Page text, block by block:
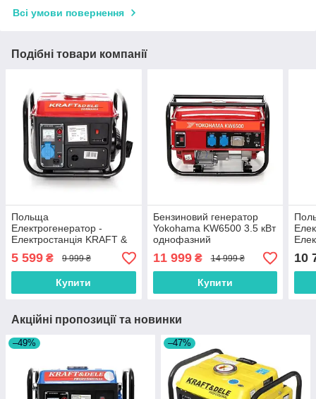
Всі умови повернення
Подібні товари компанії
Польща
Електрогенератор -
Електростанція KRAFT &
DELE KD109
5 599 ₴ 9 999 ₴
Купити
Бензиновий генератор
Yokohama KW6500 3.5 кВт
однофазний
11 999₴ 14 999 ₴
Купити
10
Акційні пропозиції та новинки
–49% –47%